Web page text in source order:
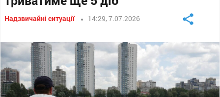
Надзвичайні ситуації 14:29, 7.07.2026